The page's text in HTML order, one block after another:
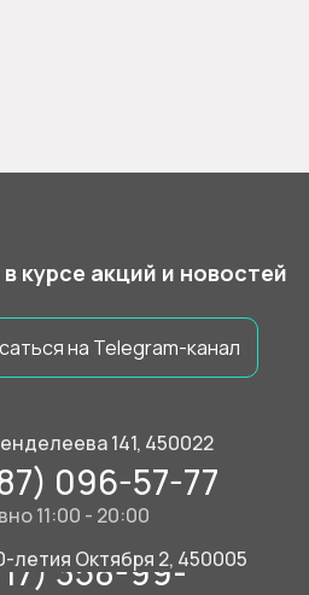
курсе акций и новостей
141, 450022
096-57-77
летия Октября 2, 450005
358-99-
на Telegram-канал
11:00 - 20:00